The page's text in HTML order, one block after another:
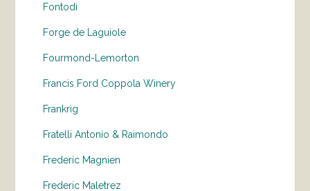
Fontodi
Forge de Laguiole
Fourmond-Lemorton
Francis Ford Coppola Winery
Frankrig
Fratelli Antonio & Raimondo
Frederic Magnien
Frederic Maletrez